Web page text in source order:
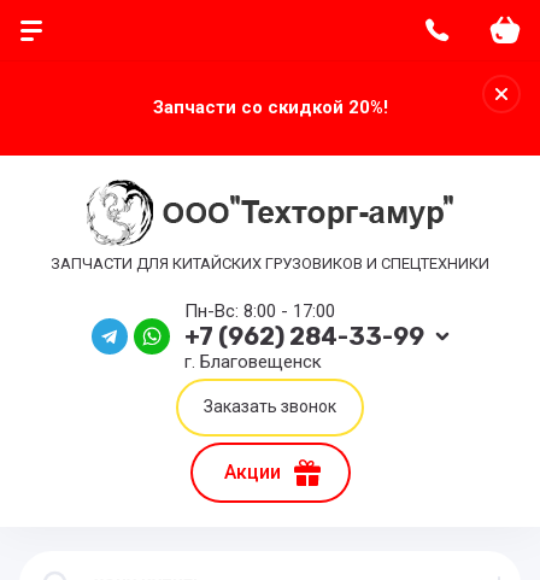
Запчасти со скидкой 20%!
ЗАПЧАСТИ ДЛЯ КИТАЙСКИХ ГРУЗОВИКОВ И СПЕЦТЕХНИКИ
Пн-Вс: 8:00 - 17:00
+7 (962) 284-33-99
г. Благовещенск
Заказать звонок
Акции